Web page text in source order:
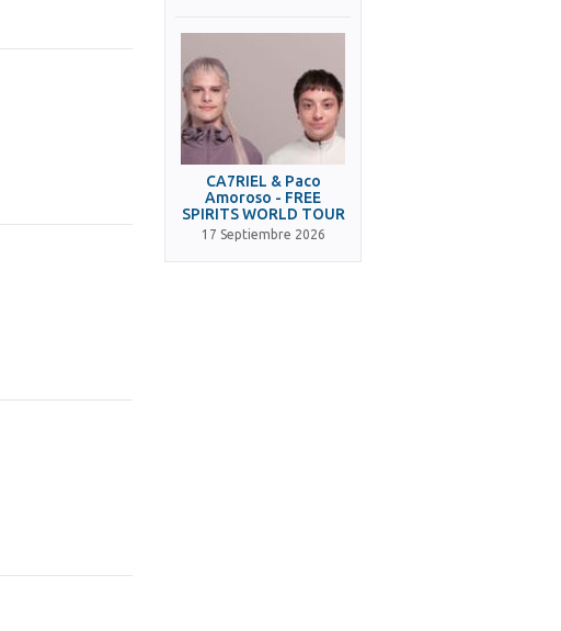
CA7RIEL & Paco
Amoroso - FREE
SPIRITS WORLD TOUR
17 Septiembre 2026